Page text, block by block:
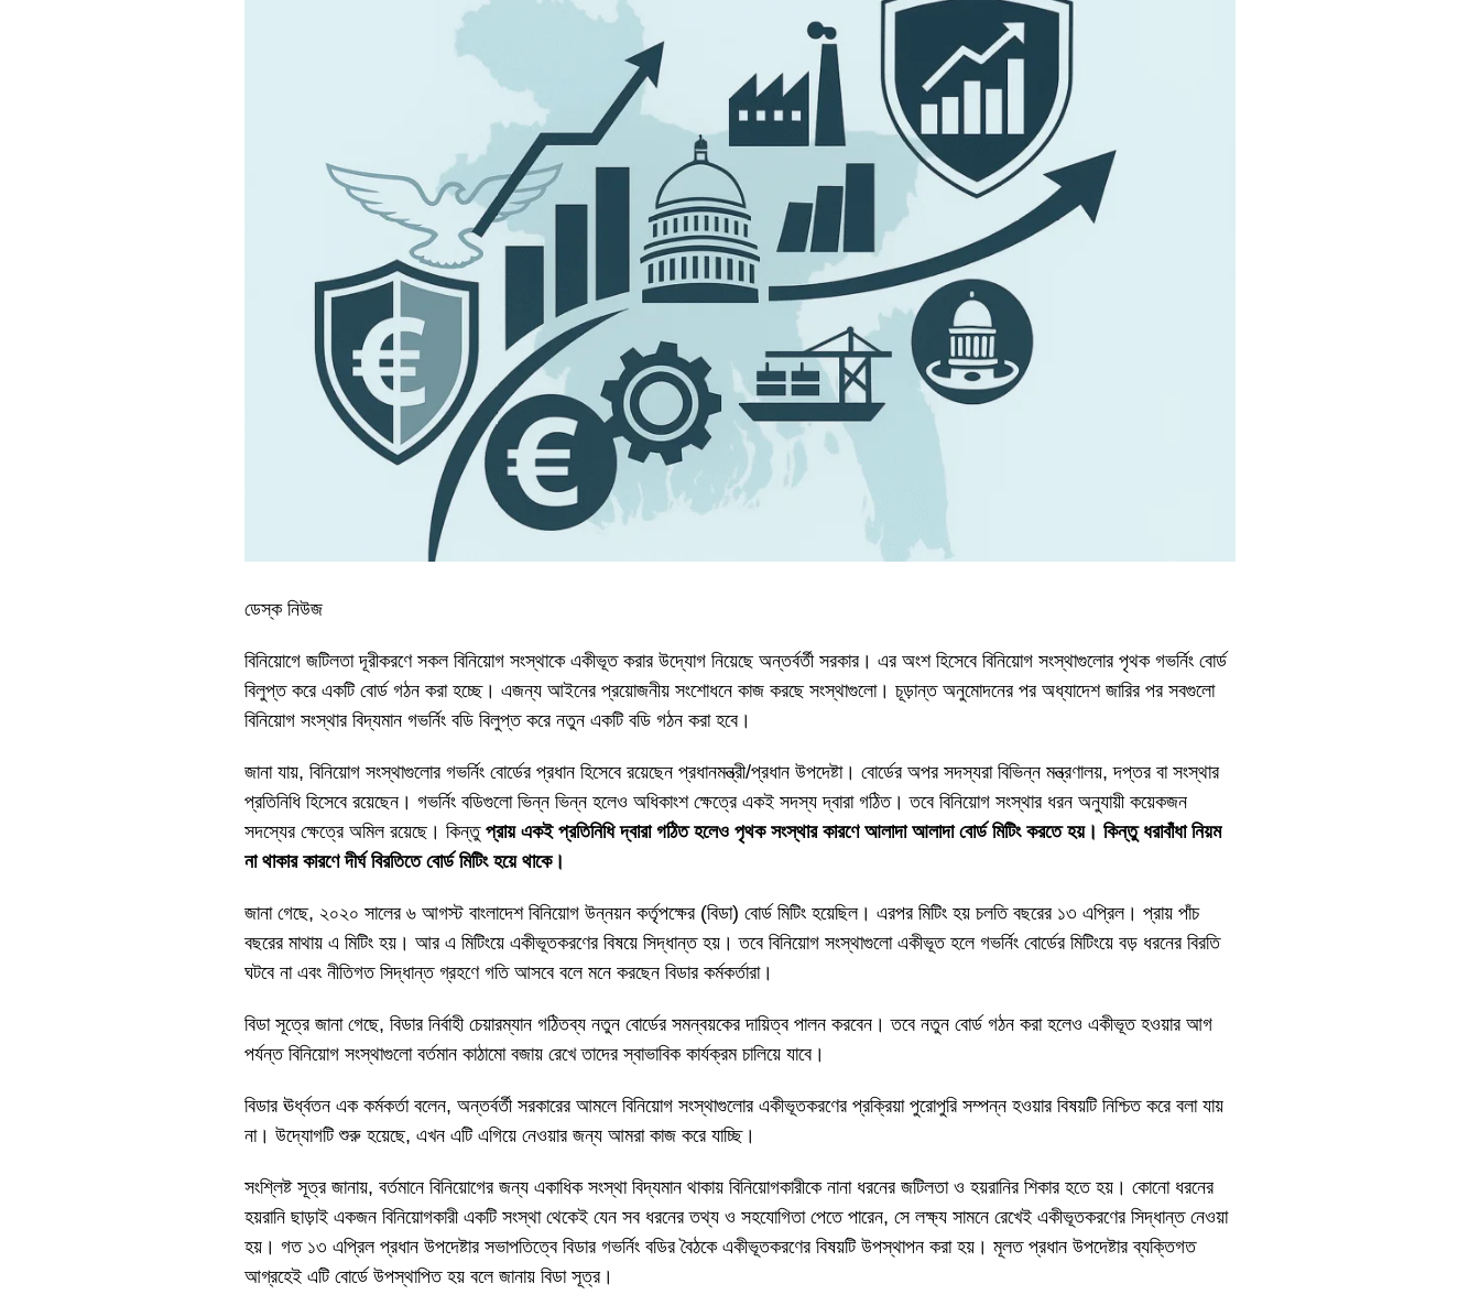
ডেস্ক নিউজ
বিনিয়োগে জটিলতা দূরীকরণে সকল বিনিয়োগ সংস্থাকে একীভূত করার উদ্যোগ নিয়েছে অন্তর্বর্তী সরকার। এর অংশ হিসেবে বিনিয়োগ সংস্থাগুলোর পৃথক গভর্নিং বোর্ড
বিলুপ্ত করে একটি বোর্ড গঠন করা হচ্ছে। এজন্য আইনের প্রয়োজনীয় সংশোধনে কাজ করছে সংস্থাগুলো। চূড়ান্ত অনুমোদনের পর অধ্যাদেশ জারির পর সবগুলো
বিনিয়োগ সংস্থার বিদ্যমান গভর্নিং বডি বিলুপ্ত করে নতুন একটি বডি গঠন করা হবে।
জানা যায়, বিনিয়োগ সংস্থাগুলোর গভর্নিং বোর্ডের প্রধান হিসেবে রয়েছেন প্রধানমন্ত্রী/প্রধান উপদেষ্টা। বোর্ডের অপর সদস্যরা বিভিন্ন মন্ত্রণালয়, দপ্তর বা সংস্থার
প্রতিনিধি হিসেবে রয়েছেন। গভর্নিং বডিগুলো ভিন্ন ভিন্ন হলেও অধিকাংশ ক্ষেত্রে একই সদস্য দ্বারা গঠিত। তবে বিনিয়োগ সংস্থার ধরন অনুযায়ী কয়েকজন
সদস্যের ক্ষেত্রে অমিল রয়েছে। কিন্তু প্রায় একই প্রতিনিধি দ্বারা গঠিত হলেও পৃথক সংস্থার কারণে আলাদা আলাদা বোর্ড মিটিং করতে হয়। কিন্তু ধরাবাঁধা নিয়ম
না থাকার কারণে দীর্ঘ বিরতিতে বোর্ড মিটিং হয়ে থাকে।
জানা গেছে, ২০২০ সালের ৬ আগস্ট বাংলাদেশ বিনিয়োগ উন্নয়ন কর্তৃপক্ষের (বিডা) বোর্ড মিটিং হয়েছিল। এরপর মিটিং হয় চলতি বছরের ১৩ এপ্রিল। প্রায় পাঁচ
বছরের মাথায় এ মিটিং হয়। আর এ মিটিংয়ে একীভূতকরণের বিষয়ে সিদ্ধান্ত হয়। তবে বিনিয়োগ সংস্থাগুলো একীভূত হলে গভর্নিং বোর্ডের মিটিংয়ে বড় ধরনের বিরতি
ঘটবে না এবং নীতিগত সিদ্ধান্ত গ্রহণে গতি আসবে বলে মনে করছেন বিডার কর্মকর্তারা।
বিডা সূত্রে জানা গেছে, বিডার নির্বাহী চেয়ারম্যান গঠিতব্য নতুন বোর্ডের সমন্বয়কের দায়িত্ব পালন করবেন। তবে নতুন বোর্ড গঠন করা হলেও একীভূত হওয়ার আগ
পর্যন্ত বিনিয়োগ সংস্থাগুলো বর্তমান কাঠামো বজায় রেখে তাদের স্বাভাবিক কার্যক্রম চালিয়ে যাবে।
বিডার ঊর্ধ্বতন এক কর্মকর্তা বলেন, অন্তর্বর্তী সরকারের আমলে বিনিয়োগ সংস্থাগুলোর একীভূতকরণের প্রক্রিয়া পুরোপুরি সম্পন্ন হওয়ার বিষয়টি নিশ্চিত করে বলা যায়
না। উদ্যোগটি শুরু হয়েছে, এখন এটি এগিয়ে নেওয়ার জন্য আমরা কাজ করে যাচ্ছি।
সংশ্লিষ্ট সূত্র জানায়, বর্তমানে বিনিয়োগের জন্য একাধিক সংস্থা বিদ্যমান থাকায় বিনিয়োগকারীকে নানা ধরনের জটিলতা ও হয়রানির শিকার হতে হয়। কোনো ধরনের
হয়রানি ছাড়াই একজন বিনিয়োগকারী একটি সংস্থা থেকেই যেন সব ধরনের তথ্য ও সহযোগিতা পেতে পারেন, সে লক্ষ্য সামনে রেখেই একীভূতকরণের সিদ্ধান্ত নেওয়া
হয়। গত ১৩ এপ্রিল প্রধান উপদেষ্টার সভাপতিত্বে বিডার গভর্নিং বডির বৈঠকে একীভূতকরণের বিষয়টি উপস্থাপন করা হয়। মূলত প্রধান উপদেষ্টার ব্যক্তিগত
আগ্রহেই এটি বোর্ডে উপস্থাপিত হয় বলে জানায় বিডা সূত্র।